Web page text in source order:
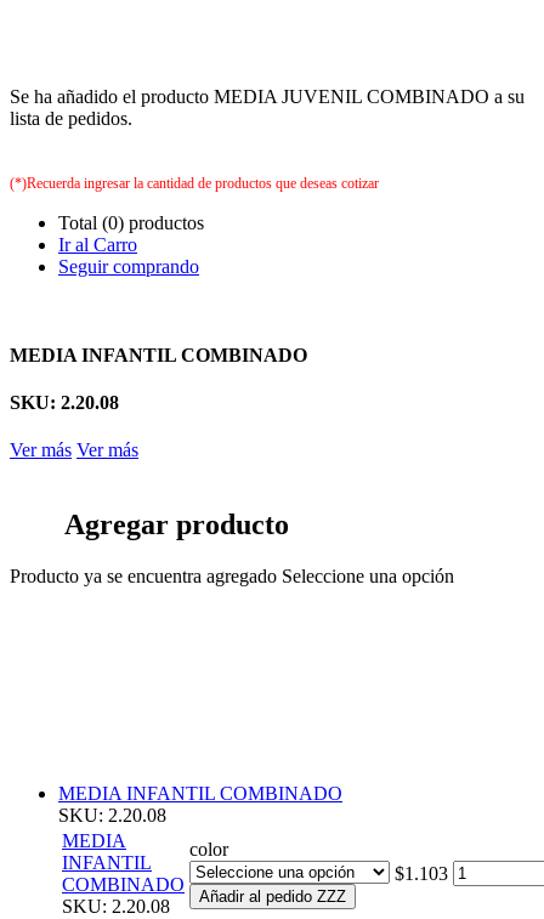
Se ha añadido el producto MEDIA JUVENIL COMBINADO a su
lista de pedidos.
(*)Recuerda ingresar la cantidad de productos que deseas cotizar
Total (0) productos
Ir al Carro
Seguir comprando
MEDIA INFANTIL COMBINADO
SKU: 2.20.08
Ver más Ver más
Agregar producto
Producto ya se encuentra agregado Seleccione una opción
MEDIA INFANTIL COMBINADO
SKU: 2.20.08
MEDIA
INFANTIL
COMBINADO
SKU: 2.20.08
color
Añadir al pedido ZZZ
$1.103